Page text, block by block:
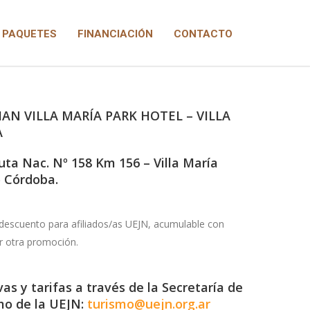
PAQUETES FINANCIACIÓN CONTACTO
VILLA MARÍA PARK HOTEL – VILLA
Nac. Nº 158 Km 156 – Villa María
Córdoba.
para afiliados/as UEJN, acumulable con
otra promoción.
y tarifas a través de la Secretaría de
de la UEJN: turismo@uejn.org.ar